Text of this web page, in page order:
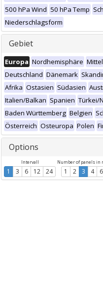
500 hPa Wind 50 hPa Temp
Niederschlagsform
Gebiet
Europa Nordhemisphäre
Deutschland Dänemark
Afrika Ostasien Südasien
Italien/Balkan Spanien Türkei/
Baden Württemberg Belgien
Österreich Osteuropa Polen
Options
Intervall
1 3 6 12 24
Number of panels in
1 2 3 4 6